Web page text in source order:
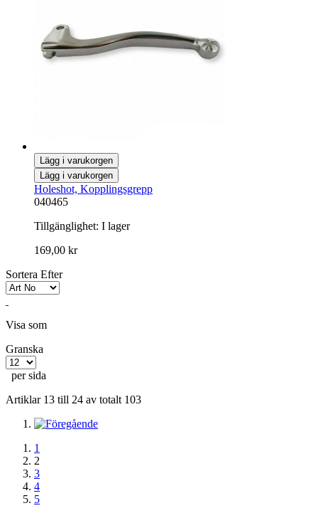
Lägg i varukorgen
Lägg i varukorgen
Holeshot, Kopplingsgrepp
040465
Tillgänglighet: I lager
169,00 kr
Sortera Efter
Visa som
Granska
per sida
Artiklar 13 till 24 av totalt 103
1
2
3
4
5